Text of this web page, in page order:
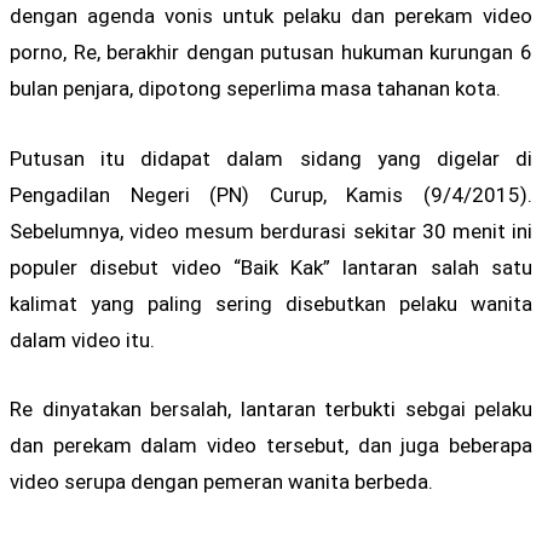
dengan agenda vonis untuk pelaku dan perekam video
porno, Re, berakhir dengan putusan hukuman kurungan 6
bulan penjara, dipotong seperlima masa tahanan kota.
Putusan itu didapat dalam sidang yang digelar di
Pengadilan Negeri (PN) Curup, Kamis (9/4/2015).
Sebelumnya, video mesum berdurasi sekitar 30 menit ini
populer disebut video “Baik Kak” lantaran salah satu
kalimat yang paling sering disebutkan pelaku wanita
dalam video itu.
Re dinyatakan bersalah, lantaran terbukti sebgai pelaku
dan perekam dalam video tersebut, dan juga beberapa
video serupa dengan pemeran wanita berbeda.